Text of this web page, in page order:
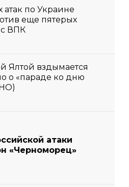
по Украине
еще пятерых
с ВПК
Ялтой вздымается
о «параде ко дню
атаки
«Черноморец»